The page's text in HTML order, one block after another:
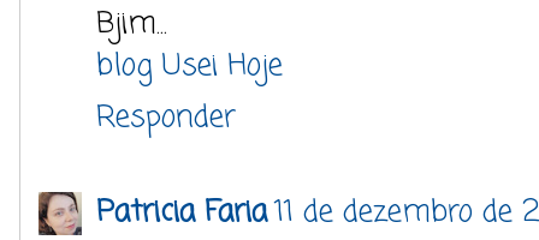
Bjim...
blog Usei Hoje
Responder
Patricia Faria11 de dezembro de